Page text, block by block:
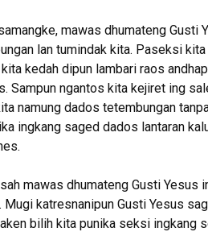
mawas dhumateng Gusti
lan tumindak kita. Paseksi
kedah dipun lambari raos
Sampun ngantos kita kejiret ing
namung dados tetembungan
ingkang saged dados lantaran
mawas dhumateng Gusti
Mugi katresnanipun Gusti Yesus
bilih kita punika seksi ingkang